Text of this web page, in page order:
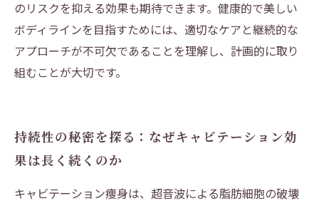
のリスクを抑える効果も期待できます。健康的で美しい
ボディラインを目指すためには、適切なケアと継続的な
アプローチが不可欠であることを理解し、計画的に取り
組むことが大切です。
持続性の秘密を探る：なぜキャビテーション効
果は長く続くのか
キャビテーション痩身は、超音波による脂肪細胞の破壊